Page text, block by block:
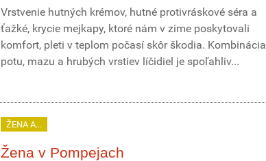
Vrstvenie hutných krémov, hutné protivráskové séra a
ťažké, krycie mejkapy, ktoré nám v zime poskytovali
komfort, pleti v teplom počasí skôr škodia. Kombinácia
potu, mazu a hrubých vrstiev líčidiel je spoľahliv...
ŽENA A...
Žena v Pompejach